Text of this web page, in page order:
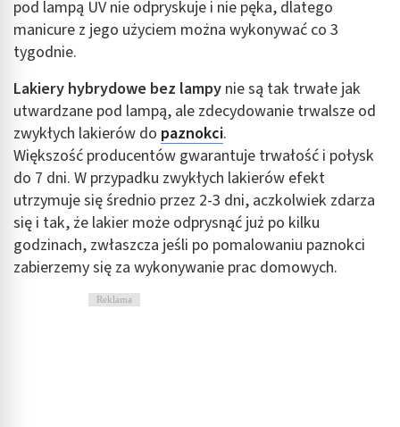
pod lampą UV nie odpryskuje i nie pęka, dlatego
manicure z jego użyciem można wykonywać co 3
tygodnie.
Lakiery hybrydowe bez lampy nie są tak trwałe jak
utwardzane pod lampą, ale zdecydowanie trwalsze od
zwykłych lakierów do paznokci.
Większość producentów gwarantuje trwałość i połysk
do 7 dni. W przypadku zwykłych lakierów efekt
utrzymuje się średnio przez 2-3 dni, aczkolwiek zdarza
się i tak, że lakier może odprysnąć już po kilku
godzinach, zwłaszcza jeśli po pomalowaniu paznokci
zabierzemy się za wykonywanie prac domowych.
Reklama